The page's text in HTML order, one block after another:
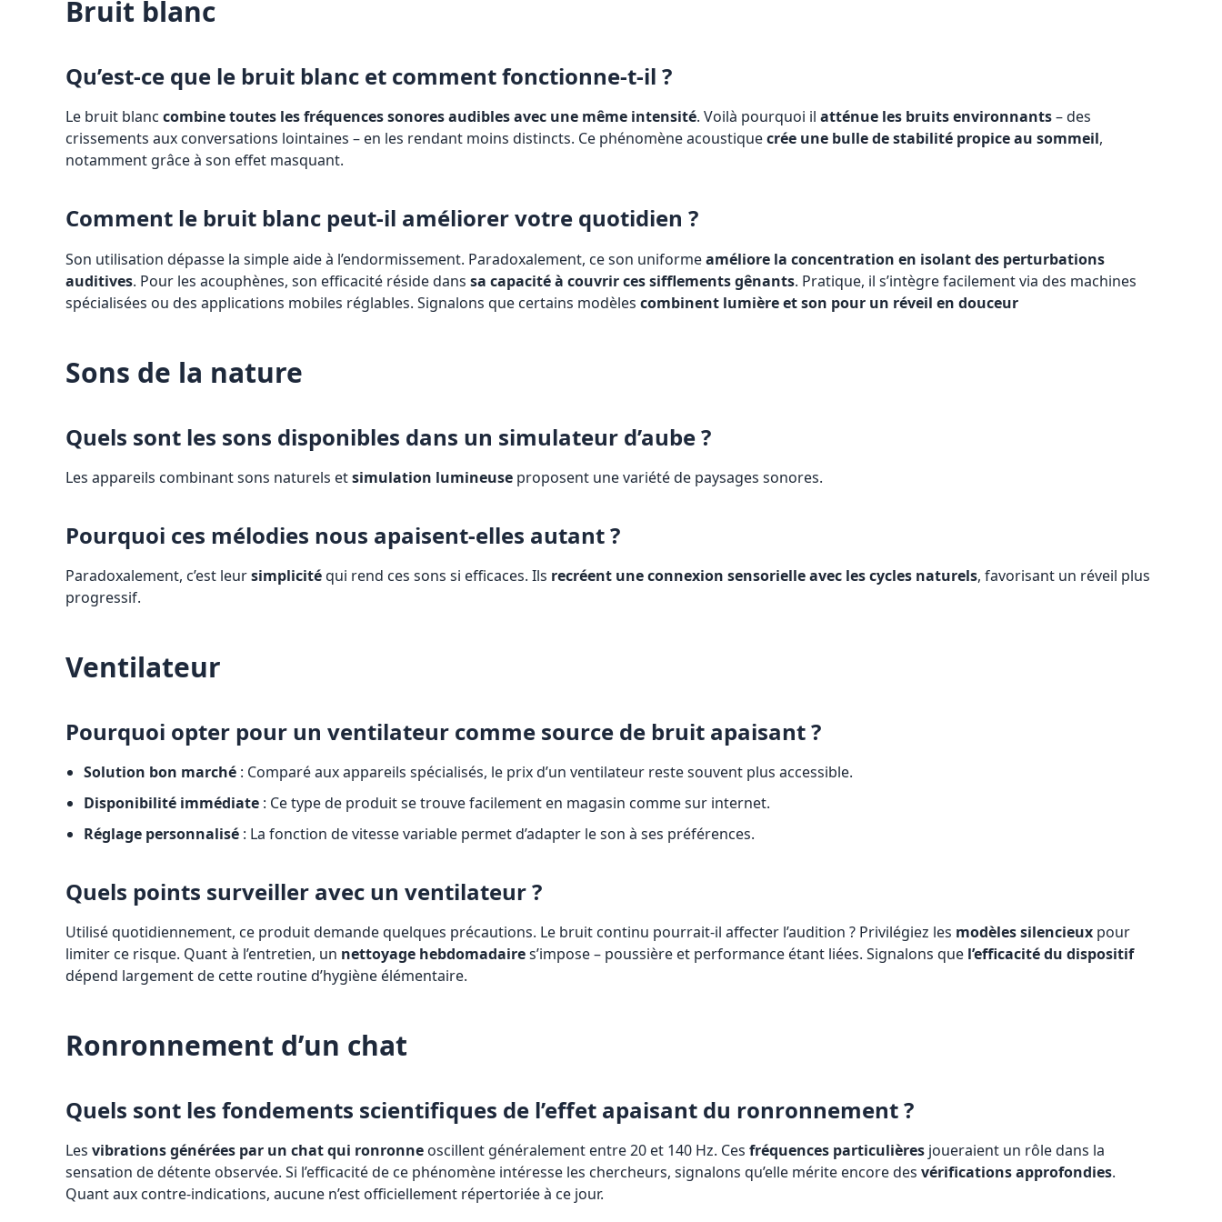
Bruit blanc
Qu’est-ce que le bruit blanc et comment fonctionne-t-il ?
Le bruit blanc combine toutes les fréquences sonores audibles avec une même intensité. Voilà pourquoi il atténue les bruits environnants– des
crissements aux conversations lointaines – en les rendant moins distincts. Ce phénomène acoustiquecrée une bulle de stabilité propice au sommeil,
notamment grâce à son effet masquant.
Comment le bruit blanc peut-il améliorer votre quotidien ?
Son utilisation dépasse la simple aide à l’endormissement. Paradoxalement, ce son uniformeaméliore la concentration en isolant des perturbations
auditives. Pour les acouphènes, son efficacité réside dans sa capacité à couvrir ces sifflements gênants. Pratique, il s’intègre facilement via des machines
spécialisées ou des applications mobiles réglables. Signalons que certains modèles combinent lumière et son pour un réveil en douceur
Sons de la nature
Quels sont les sons disponibles dans un simulateur d’aube ?
Les appareils combinant sons naturels etsimulation lumineuse proposent une variété de paysages sonores.
Pourquoi ces mélodies nous apaisent-elles autant ?
Paradoxalement, c’est leursimplicitéqui rend ces sons si efficaces. Ils recréent une connexion sensorielle avec les cycles naturels, favorisant un réveil plus
progressif.
Ventilateur
Pourquoi opter pour un ventilateur comme source de bruit apaisant ?
Solution bon marché : Comparé aux appareils spécialisés, le prix d’un ventilateur reste souvent plus accessible.
Disponibilité immédiate : Ce type de produit se trouve facilement en magasin comme sur internet.
Réglage personnalisé : La fonction de vitesse variable permet d’adapter le son à ses préférences.
Quels points surveiller avec un ventilateur ?
Utilisé quotidiennement, ce produit demande quelques précautions. Le bruit continu pourrait-il affecter l’audition ? Privilégiez les modèles silencieux pour
limiter ce risque. Quant à l’entretien, un nettoyage hebdomadaires’impose – poussière et performance étant liées. Signalons que l’efficacité du dispositif
dépend largement de cette routine d’hygiène élémentaire.
Ronronnement d’un chat
Quels sont les fondements scientifiques de l’effet apaisant du ronronnement ?
Les vibrations générées par un chat qui ronronne oscillent généralement entre 20 et 140 Hz. Ces fréquences particulières joueraient un rôle dans la
sensation de détente observée. Si l’efficacité de ce phénomène intéresse les chercheurs, signalons qu’elle mérite encore des vérifications approfondies.
Quant aux contre-indications, aucune n’est officiellement répertoriée à ce jour.